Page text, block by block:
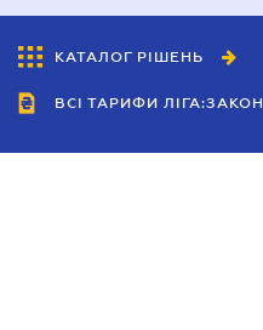
КАТАЛОГ РІШЕНЬ
ВСІ ТАРИФИ ЛІГА:ЗАКОН